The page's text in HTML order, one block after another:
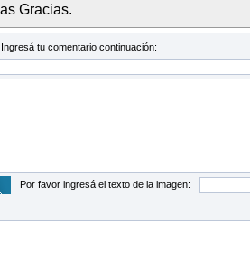
Gracias.
Ingresá tu comentario continuación:
Por favor ingresá el texto de la imagen: